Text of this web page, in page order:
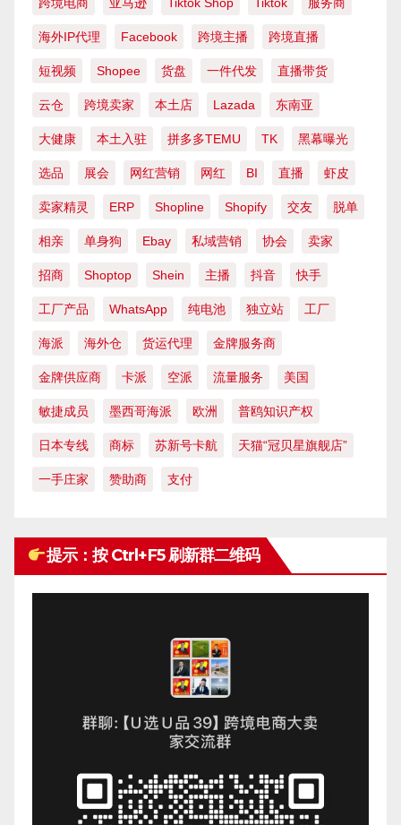
海外IP代理 Facebook 跨境主播 跨境直播
短视频 Shopee 货盘 一件代发 直播带货
云仓 跨境卖家 本土店 Lazada 东南亚
大健康 本土入驻 拼多多TEMU TK 黑幕曝光
选品 展会 网红营销 网红 BI 直播 虾皮
卖家精灵 ERP Shopline Shopify 交友 脱单
相亲 单身狗 Ebay 私域营销 协会 卖家
招商 Shoptop Shein 主播 抖音 快手
工厂产品 WhatsApp 纯电池 独立站 工厂
海派 海外仓 货运代理 金牌服务商
金牌供应商 卡派 空派 流量服务 美国
敏捷成员 墨西哥海派 欧洲 普鸥知识产权
日本专线 商标 苏新号卡航 天猫“冠贝星旗舰店”
一手庄家 赞助商 支付
提示：按 Ctrl+F5 刷新群二维码